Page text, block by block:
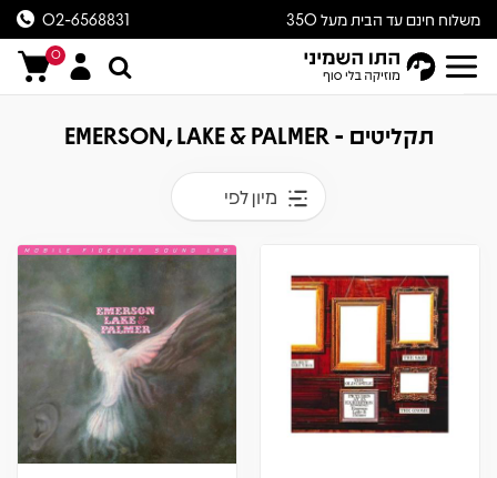
משלוח חינם עד הבית מעל 350
ש״ח
02-6568831
0
תקליטים - EMERSON, LAKE & PALMER
מיון לפי